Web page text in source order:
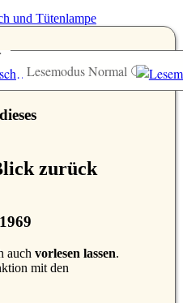
und Tütenlampe
Lesemodus Normal
zurück
auch vorlesen lassen.
mit den